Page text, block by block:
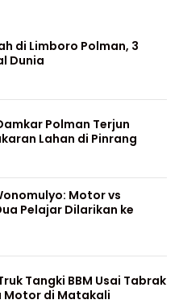
di Limboro Polman, 3
Dunia
Polman Terjun
Lahan di Pinrang
Motor vs
Pelajar Dilarikan ke
Tangki BBM Usai Tabrak
Motor di Matakali